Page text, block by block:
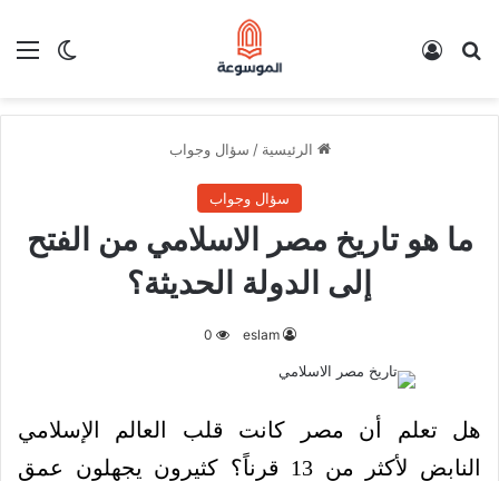
الوضع بحث عن
الرئيسية / سؤال وجواب
سؤال وجواب
ما هو تاريخ مصر الاسلامي من الفتح
إلى الدولة الحديثة؟
eslam
0
هل تعلم أن مصر كانت قلب العالم الإسلامي
النابض لأكثر من 13 قرناً؟ كثيرون يجهلون عمق